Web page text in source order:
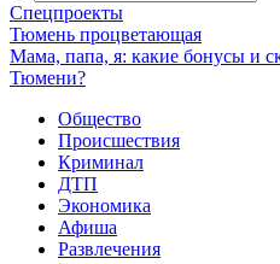
Спецпроекты
Тюмень процветающая
Мама, папа, я: какие бонусы и
Тюмени?
Общество
Происшествия
Криминал
ДТП
Экономика
Афиша
Развлечения